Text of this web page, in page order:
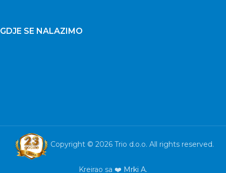
GDJE SE NALAZIMO
Copyright © 2026 Trio d.o.o. All rights reserved.
Kreirao sa ❤️ Mrki A.